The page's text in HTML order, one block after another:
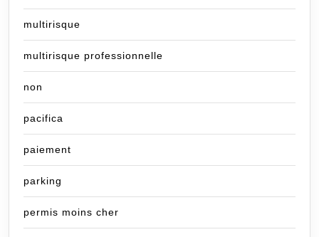
multirisque
multirisque professionnelle
non
pacifica
paiement
parking
permis moins cher